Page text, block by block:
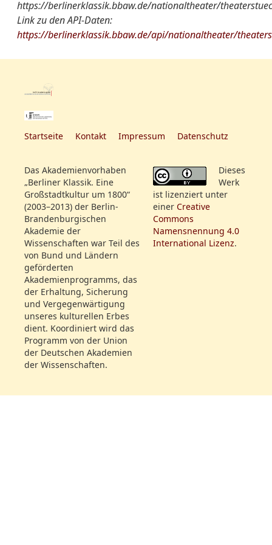
Mlle. Fleck
Mad. Esperstedt
Hr. Stümer
Hr. Benda
Informationen:
Rollenfeld:
Hr. Herdt
Mlle. Fleck
Mlle. Leist
Hr. Gern S.
Hr. Benda
Nationaltheater
von A-Z:
Der Strich durch die
Rechnung. Lustspiel in 4
Akten, von J. F. Jünger
weitere
Informationen:
haben: Ouverture aus dem
Der Kapellmeister aus
Venedig, Preis 8 Groschen,
so wie die Ariette: Der Wein
erfreut des Menschen Herz,
Preis 4 Groschen
Rollenfeld:
Hr. Herdt
Mlle. Fleck
Mad. Esperstedt
Hr. Stich
Hr. Stümer
Hr. Maurer
Mlle. Leist
Hr. Benda
https://berlinerklassik.bbaw.de/nationaltheater/
Link zu den API-Daten:
https://berlinerklassik.bbaw.de/api/nationaltheater/
Startseite Kontakt Impressum Datenschutz
Das Akademienvorhaben
„Berliner Klassik. Eine
Großstadtkultur um 1800“
(2003–2013) der Berlin-
Brandenburgischen
Akademie der
Wissenschaften war Teil des
von Bund und Ländern
geförderten
Akademienprogramms, das
der Erhaltung, Sicherung
und Vergegenwärtigung
unseres kulturellen Erbes
dient. Koordiniert wird das
Programm von der Union
der Deutschen Akademien
der Wissenschaften.
Dieses
Werk
ist lizenziert unter
einer Creative
Commons
Namensnennung 4.0
International Lizenz.